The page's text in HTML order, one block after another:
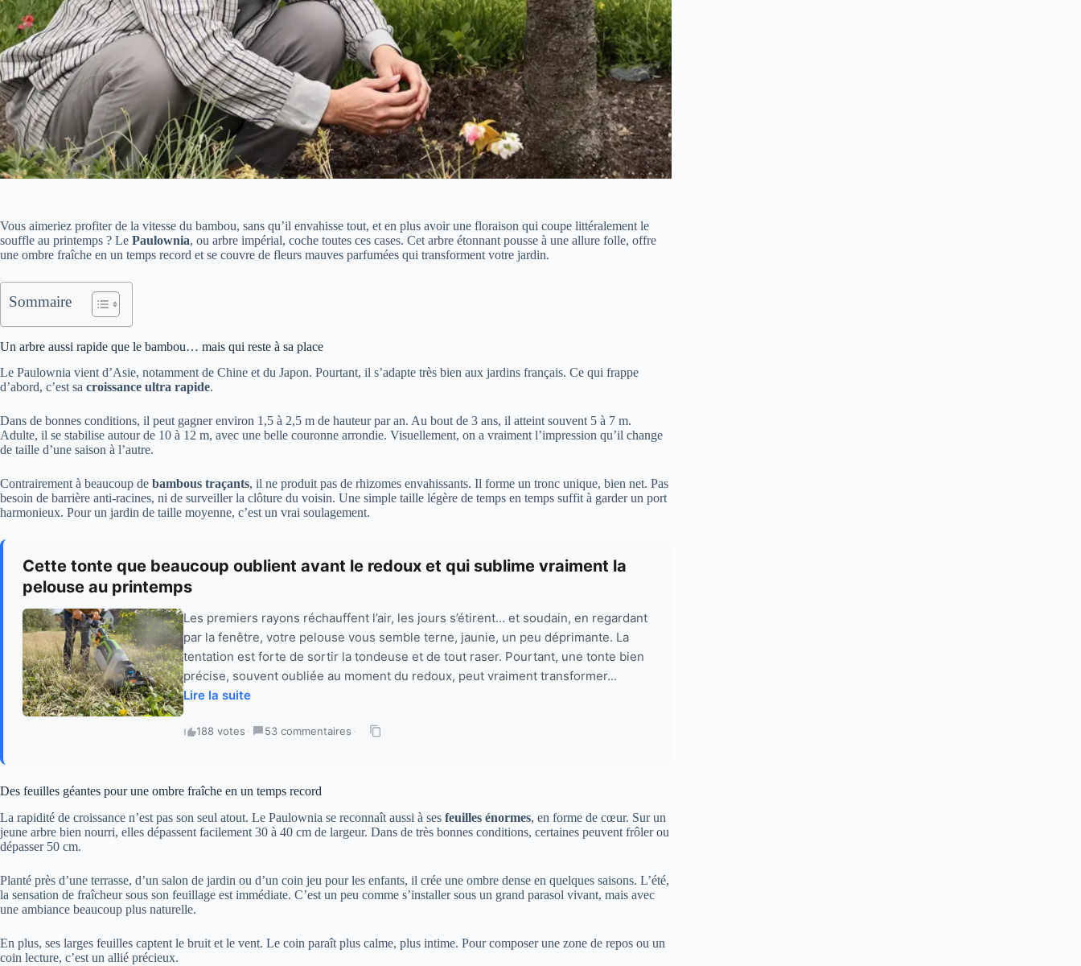
Vous aimeriez profiter de la vitesse du bambou, sans qu’il envahisse tout, et en plus avoir une floraison qui coupe littéralement le
souffle au printemps ? Le Paulownia, ou arbre impérial, coche toutes ces cases. Cet arbre étonnant pousse à une allure folle, offre
une ombre fraîche en un temps record et se couvre de fleurs mauves parfumées qui transforment votre jardin.
Sommaire
Un arbre aussi rapide que le bambou… mais qui reste à sa place
Le Paulownia vient d’Asie, notamment de Chine et du Japon. Pourtant, il s’adapte très bien aux jardins français. Ce qui frappe
d’abord, c’est sa croissance ultra rapide.
Dans de bonnes conditions, il peut gagner environ 1,5 à 2,5 m de hauteur par an. Au bout de 3 ans, il atteint souvent 5 à 7 m.
Adulte, il se stabilise autour de 10 à 12 m, avec une belle couronne arrondie. Visuellement, on a vraiment l’impression qu’il change
de taille d’une saison à l’autre.
Contrairement à beaucoup de bambous traçants, il ne produit pas de rhizomes envahissants. Il forme un tronc unique, bien net. Pas
besoin de barrière anti-racines, ni de surveiller la clôture du voisin. Une simple taille légère de temps en temps suffit à garder un port
harmonieux. Pour un jardin de taille moyenne, c’est un vrai soulagement.
Cette tonte que beaucoup oublient avant le redoux et qui sublime vraiment la
pelouse au printemps
Les premiers rayons réchauffent l’air, les jours s’étirent… et soudain, en regardant
par la fenêtre, votre pelouse vous semble terne, jaunie, un peu déprimante. La
tentation est forte de sortir la tondeuse et de tout raser. Pourtant, une tonte bien
précise, souvent oubliée au moment du redoux, peut vraiment transformer...
Lire la suite
188 votes · 53 commentaires ·
Des feuilles géantes pour une ombre fraîche en un temps record
La rapidité de croissance n’est pas son seul atout. Le Paulownia se reconnaît aussi à ses feuilles énormes, en forme de cœur. Sur un
jeune arbre bien nourri, elles dépassent facilement 30 à 40 cm de largeur. Dans de très bonnes conditions, certaines peuvent frôler ou
dépasser 50 cm.
Planté près d’une terrasse, d’un salon de jardin ou d’un coin jeu pour les enfants, il crée une ombre dense en quelques saisons. L’été,
la sensation de fraîcheur sous son feuillage est immédiate. C’est un peu comme s’installer sous un grand parasol vivant, mais avec
une ambiance beaucoup plus naturelle.
En plus, ses larges feuilles captent le bruit et le vent. Le coin paraît plus calme, plus intime. Pour composer une zone de repos ou un
coin lecture, c’est un allié précieux.